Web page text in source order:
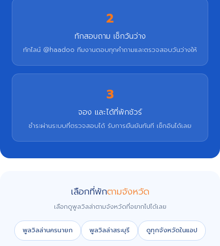
2
ทักสอบถาม เช็กวันว่าง
ทักไลน์ @haadoo ทีมงานตอบทุกคำถามและตรวจสอบวันว่างให้
3
จอง และได้ที่พักชัวร์
ชำระผ่านระบบที่ตรวจสอบได้ รับการยืนยันทันที เช็กอินได้เลย
เลือกที่พักตามจังหวัด
เลือกดูพูลวิลล่าตามจังหวัดที่อยากไปได้เลย
พูลวิลล่านครนายก พูลวิลล่าสระบุรี ดูทุกจังหวัดในแอป